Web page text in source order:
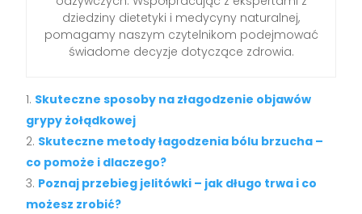
dziedziny dietetyki i medycyny naturalnej,
pomagamy naszym czytelnikom podejmować
świadome decyzje dotyczące zdrowia.
Skuteczne sposoby na złagodzenie objawów
grypy żołądkowej
Skuteczne metody łagodzenia bólu brzucha –
co pomoże i dlaczego?
Poznaj przebieg jelitówki – jak długo trwa i co
możesz zrobić?